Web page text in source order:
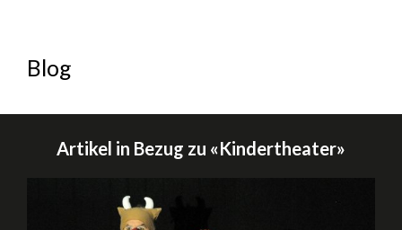
Blog
Artikel in Bezug zu «Kindertheater»